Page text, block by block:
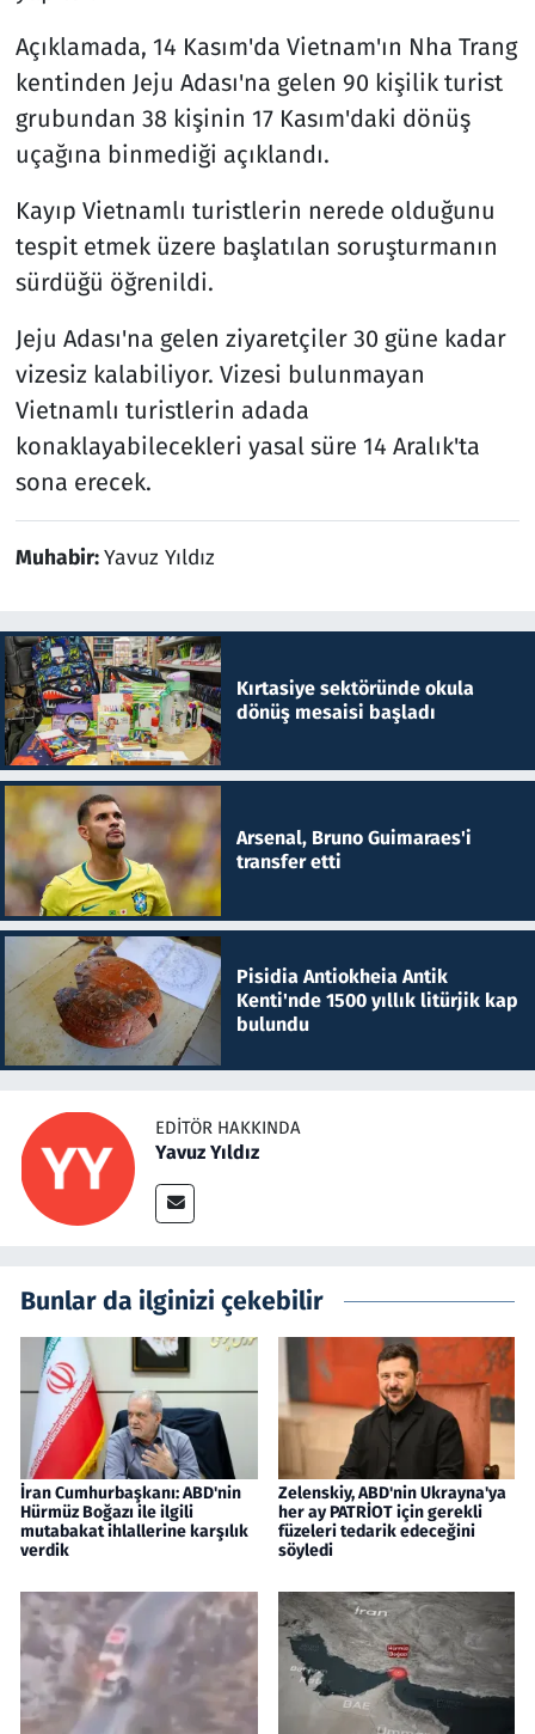
Açıklamada, 14 Kasım'da Vietnam'ın Nha Trang
kentinden Jeju Adası'na gelen 90 kişilik turist
grubundan 38 kişinin 17 Kasım'daki dönüş
uçağına binmediği açıklandı.
Kayıp Vietnamlı turistlerin nerede olduğunu
tespit etmek üzere başlatılan soruşturmanın
sürdüğü öğrenildi.
Jeju Adası'na gelen ziyaretçiler 30 güne kadar
vizesiz kalabiliyor. Vizesi bulunmayan
Vietnamlı turistlerin adada
konaklayabilecekleri yasal süre 14 Aralık'ta
sona erecek.
Muhabir:Yavuz Yıldız
Kırtasiye sektöründe okula
dönüş mesaisi başladı
Arsenal, Bruno Guimaraes'i
transfer etti
Pisidia Antiokheia Antik
Kenti'nde 1500 yıllık litürjik kap
bulundu
EDITÖR HAKKINDA
Yavuz Yıldız
Bunlar da ilginizi çekebilir
İran Cumhurbaşkanı: ABD'nin
Hürmüz Boğazı ile ilgili
mutabakat ihlallerine karşılık
verdik
Zelenskiy, ABD'nin Ukrayna'ya
her ay PATRİOT için gerekli
füzeleri tedarik edeceğini
söyledi
Televizyon